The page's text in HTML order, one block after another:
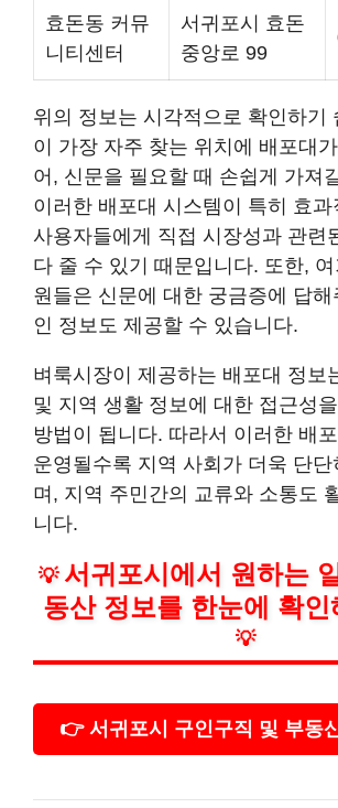
효돈동 커뮤
니티센터
서귀포시 효돈
중앙로 99
위의 정보는 시각적으로 확인하기
이 가장 자주 찾는 위치에 배포대
어, 신문을 필요할 때 손쉽게 가져
이러한 배포대 시스템이 특히 효과
사용자들에게 직접 시장성과 관련
다 줄 수 있기 때문입니다. 또한,
원들은 신문에 대한 궁금증에 답해
인 정보도 제공할 수 있습니다.
벼룩시장이 제공하는 배포대 정보
및 지역 생활 정보에 대한 접근성
방법이 됩니다. 따라서 이러한 배
운영될수록 지역 사회가 더욱 단단
며, 지역 주민간의 교류와 소통도
니다.
💡 서귀포시에서 원하는
동산 정보를 한눈에 확인
💡
👉 서귀포시 구인구직 및 부동